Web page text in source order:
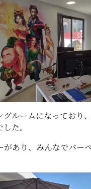
グルームになっており
た。
があり、みんなでバー